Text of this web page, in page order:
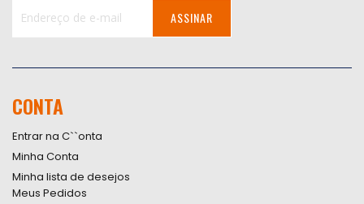
Newsletter:
ASSINAR
CONTA
Entrar na C``onta
Minha Conta
Minha lista de desejos
Meus Pedidos